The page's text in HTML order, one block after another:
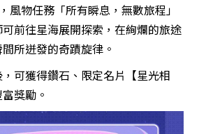
物任務「所有瞬息，無數旅程」
前往星海展開探索，在絢爛的旅途
所迸發的奇蹟旋律。
獲得鑽石、限定名片【星光相
獎勵。